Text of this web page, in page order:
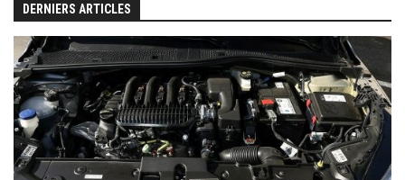
DERNIERS ARTICLES